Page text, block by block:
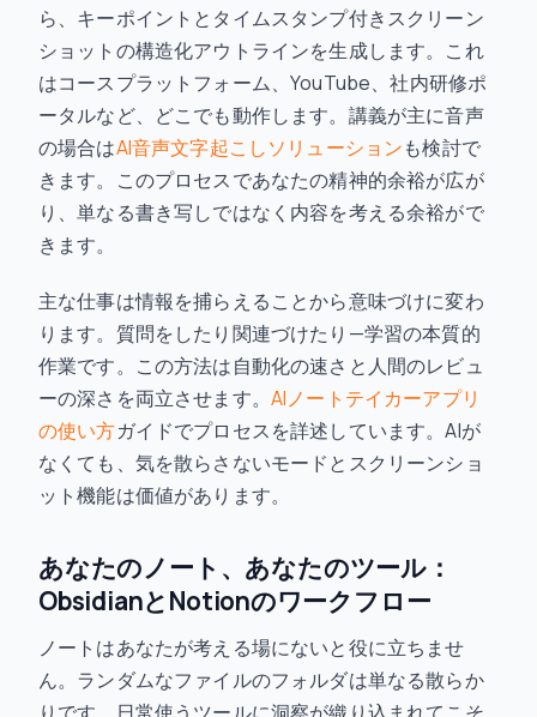
ら、キーポイントとタイムスタンプ付きスクリーン
ショットの構造化アウトラインを生成します。これ
はコースプラットフォーム、YouTube、社内研修ポ
ータルなど、どこでも動作します。講義が主に音声
の場合はAI音声文字起こしソリューションも検討で
きます。このプロセスであなたの精神的余裕が広が
り、単なる書き写しではなく内容を考える余裕がで
きます。
主な仕事は情報を捕らえることから意味づけに変わ
ります。質問をしたり関連づけたり—学習の本質的
作業です。この方法は自動化の速さと人間のレビュ
ーの深さを両立させます。 AIノートテイカーアプリ
の使い方ガイドでプロセスを詳述しています。AIが
なくても、気を散らさないモードとスクリーンショ
ット機能は価値があります。
あなたのノート、あなたのツール：
ObsidianとNotionのワークフロー
ノートはあなたが考える場にないと役に立ちませ
ん。ランダムなファイルのフォルダは単なる散らか